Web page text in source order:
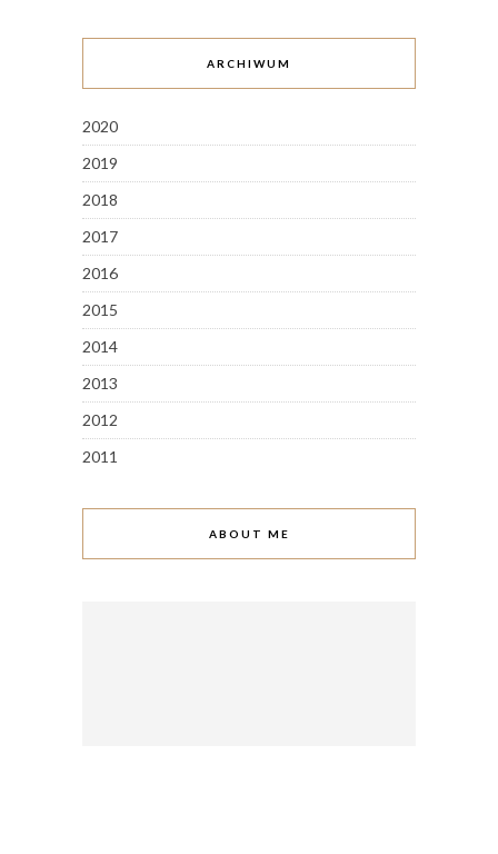
ARCHIWUM
2020
2019
2018
2017
2016
2015
2014
2013
2012
2011
ABOUT ME